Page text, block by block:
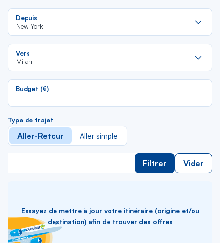
Depuis
New-York
Vers
Milan
Budget (€)
Type de trajet
Aller-Retour Aller simple
Filtrer Vider
Essayez de mettre à jour votre itinéraire (origine et/ou
destination) afin de trouver des offres